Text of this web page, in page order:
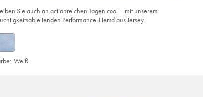
JEA0009WHT.html?
stars
Sie auch an actionreichen Tagen cool – mit unserem
Performance-Hemd aus Jersey.
Weiß